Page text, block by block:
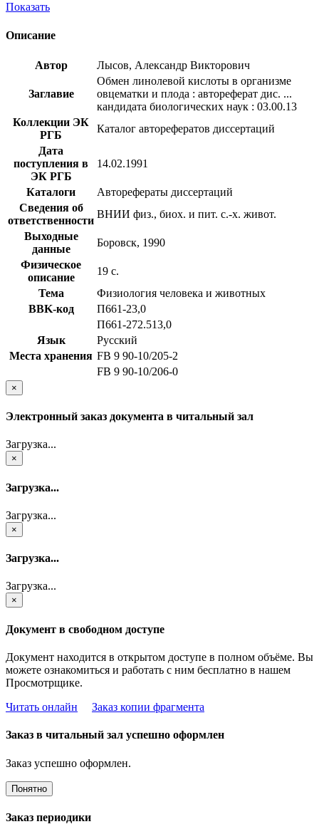
Показать
Описание
Автор Лысов, Александр Викторович
Заглавие
Обмен линолевой кислоты в организме
овцематки и плода : автореферат дис. ...
кандидата биологических наук : 03.00.13
Коллекции ЭК
РГБ
Каталог авторефератов диссертаций
Дата
поступления в
ЭК РГБ
14.02.1991
Каталоги
Авторефераты диссертаций
Сведения об
ответственности
ВНИИ физ., биох. и пит. с.-х. живот.
Выходные
данные
Боровск, 1990
Физическое
описание
19 с.
Тема
Физиология человека и животных
BBK-код
П661-23,0
П661-272.513,0
Язык
Русский
Места хранения FB 9 90-10/205-2
FB 9 90-10/206-0
×
Электронный заказ документа в читальный зал
Загрузка...
×
Загрузка...
Загрузка...
×
Загрузка...
Загрузка...
×
Документ в свободном доступе
Документ находится в открытом доступе в полном объёме. Вы
можете ознакомиться и работать с ним бесплатно в нашем
Просмотрщике.
Читать онлайн
Заказ копии фрагмента
Заказ в читальный зал успешно оформлен
Заказ успешно оформлен.
Понятно
Заказ периодики